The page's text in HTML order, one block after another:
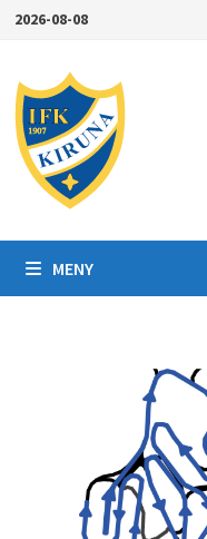
Hoppa
2026-08-08
MENY